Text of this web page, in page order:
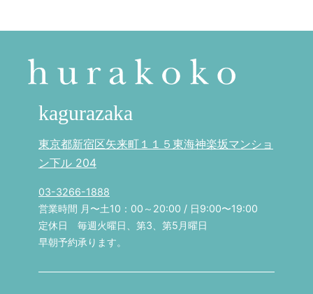
kagurazaka
東京都新宿区矢来町１１５東海神楽坂マンショ
ン下ル 204
03-3266-1888
営業時間 月〜土10：00～20:00 / 日9:00〜19:00
定休日 毎週火曜日、第3、第5月曜日
早朝予約承ります。